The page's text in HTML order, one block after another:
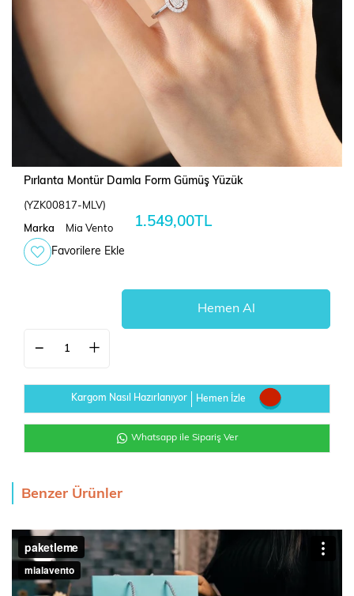
Pırlanta Montür Damla Form Gümüş Yüzük
(YZK00817-MLV)
Marka Mia Vento 1.549,00TL
Favorilere Ekle
Kargom Nasıl Hazırlanıyor Hemen İzle
Whatsapp ile Sipariş Ver
Benzer Ürünler